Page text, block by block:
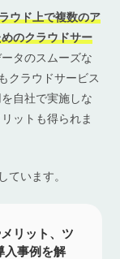
ウド上で複数のア
のクラウドサー
タのスムーズな
クラウドサービス
自社で実施しな
ットも得られま
ています。
リット、ツ
入事例を解